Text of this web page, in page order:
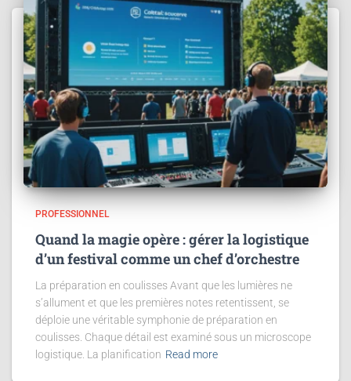
PROFESSIONNEL
Quand la magie opère : gérer la logistique
d’un festival comme un chef d’orchestre
La préparation en coulisses Avant que les lumières ne
s’allument et que les premières notes retentissent, se
déploie une véritable symphonie de préparation en
coulisses. Chaque détail est examiné sous un microscope
logistique. La planification Read more